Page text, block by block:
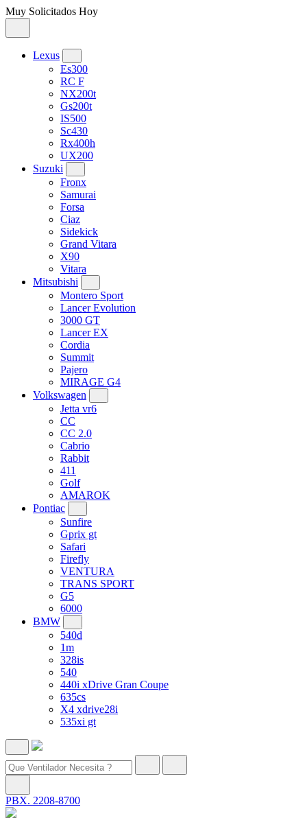
Muy Solicitados Hoy
Lexus
Es300
RC F
NX200t
Gs200t
IS500
Sc430
Rx400h
UX200
Suzuki
Fronx
Samurai
Forsa
Ciaz
Sidekick
Grand Vitara
X90
Vitara
Mitsubishi
Montero Sport
Lancer Evolution
3000 GT
Lancer EX
Cordia
Summit
Pajero
MIRAGE G4
Volkswagen
Jetta vr6
CC
CC 2.0
Cabrio
Rabbit
411
Golf
AMAROK
Pontiac
Sunfire
Gprix gt
Safari
Firefly
VENTURA
TRANS SPORT
G5
6000
BMW
540d
1m
328is
540
440i xDrive Gran Coupe
635cs
X4 xdrive28i
535xi gt
PBX. 2208-8700